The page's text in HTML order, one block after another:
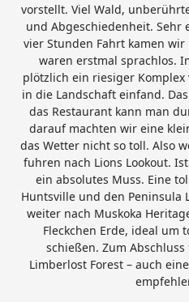
vorstellt. Viel Wald,
und Abgeschiedenheit. Sehr
vier Stunden Fahrt kamen
waren erstmal sprachlos.
plötzlich ein riesiger
in die Landschaft einfand.
das Restaurant kann man
darauf machten wir eine
das Wetter nicht so toll. Also
fuhren nach Lions Lookout.
ein absolutes Muss. Eine
Huntsville und den Peninsula
weiter nach Muskoka
Fleckchen Erde, ideal um
schießen. Zum
Limberlost Forest – auch